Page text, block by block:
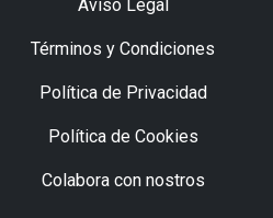
Aviso Legal
Términos y Condiciones
Política de Privacidad
Política de Cookies
Colabora con nostros